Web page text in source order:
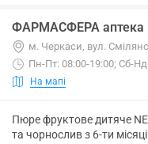
ФАРМАСФЕРА
м. Черкаси, вул.
Пн-Пт: 08:00-19:00; Сб-
На мапі
Пюре фруктове дитяче
та чорнослив з 6-ти